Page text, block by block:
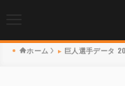
ホーム 巨人選手データ